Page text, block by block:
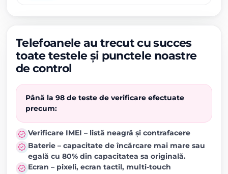
Telefoanele au trecut cu succes
toate testele și punctele noastre
de control
Până la 98 de teste de verificare efectuate
precum:
Verificare IMEI – listă neagră și contrafacere
Baterie – capacitate de încărcare mai mare sau
egală cu 80% din capacitatea sa originală.
Ecran – pixeli, ecran tactil, multi-touch